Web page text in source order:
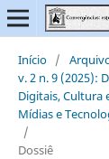
Início /
v. 2 n. 9 (2025):
Digitais, Cultura
Mídias e
/
Dossiê